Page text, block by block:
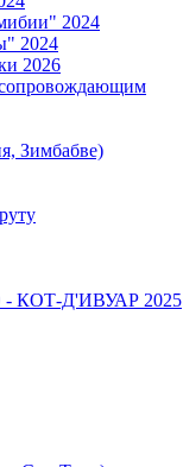
2024
2024
2026
Зимбабве)
- КОТ-Д'ИВУАР 2025